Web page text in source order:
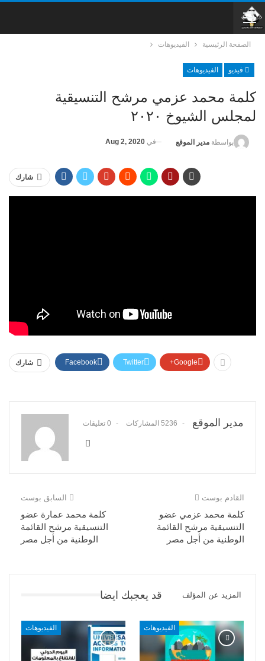
الصفحة الرئيسية الفيديوهات
فيديو الفيديوهات
كلمة محمد عزمي مرشح التنسيقية
لمجلس الشيوخ ٢٠٢٠
بواسطة مدير الموقع في Aug 2, 2020
شارك
شارك Facebook Twitter Google+
مدير الموقع 5236 المشاركات 0 تعليقات
السابق بوست
كلمة محمد عمارة عضو
التنسيقية مرشح القائمة
الوطنية من أجل مصر
القادم بوست
كلمة محمد عزمي عضو
التنسيقية مرشح القائمة
الوطنية من أجل مصر
قد يعجبك ايضا المزيد عن المؤلف
الفيديوهات الفيديوهات